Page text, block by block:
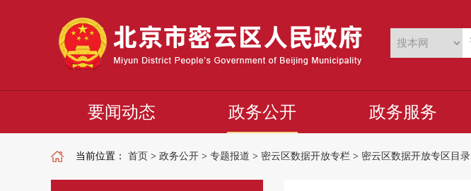
要闻动态 政务公开 政务服务
当前位置： 首页 > 政务公开 > 专题报道 > 密云区数据开放专栏 > 密云区数据开放专区目录